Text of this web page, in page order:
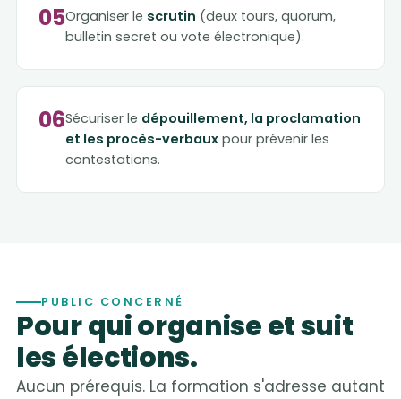
05Organiser le scrutin (deux tours, quorum,
bulletin secret ou vote électronique).
06Sécuriser le dépouillement, la proclamation
et les procès-verbaux pour prévenir les
contestations.
PUBLIC CONCERNÉ
Pour qui organise et suit
les élections.
Aucun prérequis. La formation s'adresse autant